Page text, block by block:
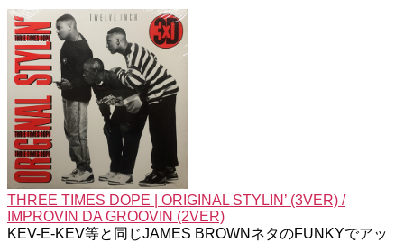
THREE TIMES DOPE | ORIGINAL STYLIN’ (3VER) /
IMPROVIN DA GROOVIN (2VER)
KEV-E-KEV等と同じJAMES BROWNネタのFUNKYでアッ